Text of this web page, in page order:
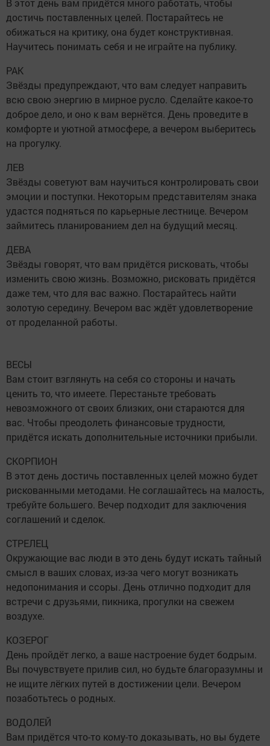
В этот день вам придётся много работать, чтобы
достичь поставленных целей. Постарайтесь не
обижаться на критику, она будет конструктивная.
Научитесь понимать себя и не играйте на публику.
РАК
Звёзды предупреждают, что вам следует направить
всю свою энергию в мирное русло. Сделайте какое-то
доброе дело, и оно к вам вернётся. День проведите в
комфорте и уютной атмосфере, а вечером выберитесь
на прогулку.
ЛЕВ
Звёзды советуют вам научиться контролировать свои
эмоции и поступки. Некоторым представителям знака
удастся подняться по карьерные лестнице. Вечером
займитесь планированием дел на будущий месяц.
ДЕВА
Звёзды говорят, что вам придётся рисковать, чтобы
изменить свою жизнь. Возможно, рисковать придётся
даже тем, что для вас важно. Постарайтесь найти
золотую середину. Вечером вас ждёт удовлетворение
от проделанной работы.
ВЕСЫ
Вам стоит взглянуть на себя со стороны и начать
ценить то, что имеете. Перестаньте требовать
невозможного от своих близких, они стараются для
вас. Чтобы преодолеть финансовые трудности,
придётся искать дополнительные источники прибыли.
СКОРПИОН
В этот день достичь поставленных целей можно будет
рискованными методами. Не соглашайтесь на малость,
требуйте большего. Вечер подходит для заключения
соглашений и сделок.
СТРЕЛЕЦ
Окружающие вас люди в это день будут искать тайный
смысл в ваших словах, из-за чего могут возникать
недопонимания и ссоры. День отлично подходит для
встречи с друзьями, пикника, прогулки на свежем
воздухе.
КОЗЕРОГ
День пройдёт легко, а ваше настроение будет бодрым.
Вы почувствуете прилив сил, но будьте благоразумны и
не ищите лёгких путей в достижении цели. Вечером
позаботьтесь о родных.
ВОДОЛЕЙ
Вам придётся что-то кому-то доказывать, но вы будете